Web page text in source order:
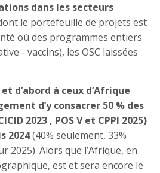
dans les secteurs
le portefeuille de projets est
où des programmes entiers
- vaccins), les OSC laissées
d’abord à ceux d’Afrique
d’y consacrer 50 % des
2023 , POS V et CPPI 2025)
2024(40% seulement, 33%
2025). Alors que l’Afrique, en
est et sera encore le